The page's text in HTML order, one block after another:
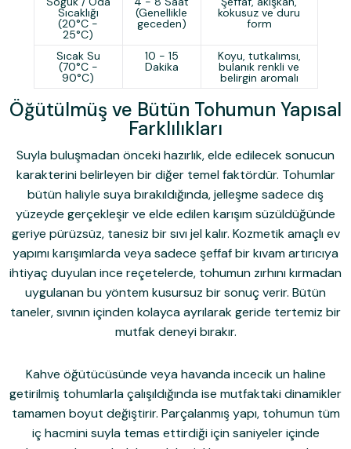
Sıcaklığı
(20°C -
25°C)
(Genellikle
geceden)
kokusuz ve duru
form
Sıcak Su
(70°C -
90°C)
10 - 15
Dakika
Koyu, tutkalımsı,
bulanık renkli ve
belirgin aromalı
Öğütülmüş ve Bütün Tohumun Yapısal
Farklılıkları
Suyla buluşmadan önceki hazırlık, elde edilecek sonucun
karakterini belirleyen bir diğer temel faktördür. Tohumlar
bütün haliyle suya bırakıldığında, jelleşme sadece dış
yüzeyde gerçekleşir ve elde edilen karışım süzüldüğünde
geriye pürüzsüz, tanesiz bir sıvı jel kalır. Kozmetik amaçlı ev
yapımı karışımlarda veya sadece şeffaf bir kıvam artırıcıya
ihtiyaç duyulan ince reçetelerde, tohumun zırhını kırmadan
uygulanan bu yöntem kusursuz bir sonuç verir. Bütün
taneler, sıvının içinden kolayca ayrılarak geride tertemiz bir
mutfak deneyi bırakır.
Kahve öğütücüsünde veya havanda incecik un haline
getirilmiş tohumlarla çalışıldığında ise mutfaktaki dinamikler
tamamen boyut değiştirir. Parçalanmış yapı, tohumun tüm
iç hacmini suyla temas ettirdiği için saniyeler içinde